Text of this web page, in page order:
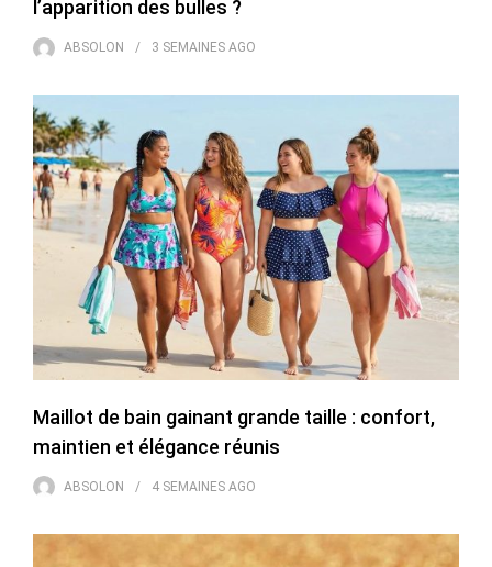
l’apparition des bulles ?
ABSOLON 3 SEMAINES AGO
Maillot de bain gainant grande taille : confort,
maintien et élégance réunis
ABSOLON 4 SEMAINES AGO